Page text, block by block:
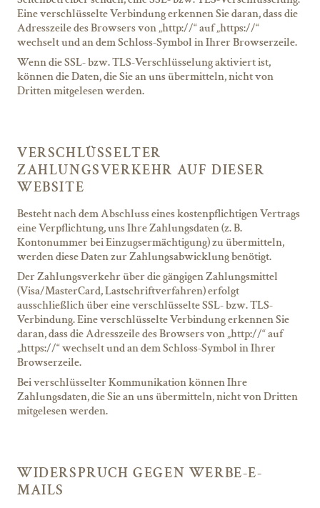
Eine verschlüsselte Verbindung erkennen Sie daran, dass die
Adresszeile des Browsers von „http://“ auf „https://“
wechselt und an dem Schloss-Symbol in Ihrer Browserzeile.
Wenn die SSL- bzw. TLS-Verschlüsselung aktiviert ist,
können die Daten, die Sie an uns übermitteln, nicht von
Dritten mitgelesen werden.
VERSCHLÜSSELTER
ZAHLUNGSVERKEHR AUF DIESER
WEBSITE
Besteht nach dem Abschluss eines kostenpflichtigen Vertrags
eine Verpflichtung, uns Ihre Zahlungsdaten (z. B.
Kontonummer bei Einzugsermächtigung) zu übermitteln,
werden diese Daten zur Zahlungsabwicklung benötigt.
Der Zahlungsverkehr über die gängigen Zahlungsmittel
(Visa/MasterCard, Lastschriftverfahren) erfolgt
ausschließlich über eine verschlüsselte SSL- bzw. TLS-
Verbindung. Eine verschlüsselte Verbindung erkennen Sie
daran, dass die Adresszeile des Browsers von „http://“ auf
„https://“ wechselt und an dem Schloss-Symbol in Ihrer
Browserzeile.
Bei verschlüsselter Kommunikation können Ihre
Zahlungsdaten, die Sie an uns übermitteln, nicht von Dritten
mitgelesen werden.
WIDERSPRUCH GEGEN WERBE-E-
MAILS